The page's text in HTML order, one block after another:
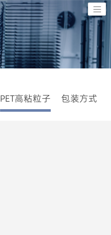
PET高粘粒子 包装方式